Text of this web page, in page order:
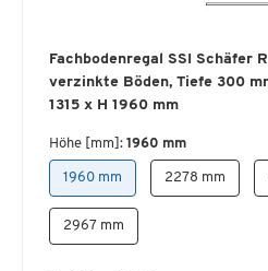
Fachbodenregal SSI Schäfer
verzinkte Böden, Tiefe 300
1315 x H 1960 mm
Höhe [mm]: 1960 mm
1960 mm 2278 mm
2967 mm